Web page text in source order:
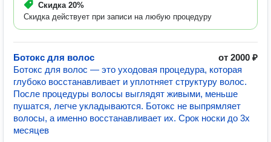
Скидка 20%
Скидка действует при записи на любую процедуру
Ботокс для волос
от 2000 ₽
Ботокс для волос — это уходовая процедура, которая
глубоко восстанавливает и уплотняет структуру волос.
После процедуры волосы выглядят живыми, меньше
пушатся, легче укладываются. Ботокс не выпрямляет
волосы, а именно восстанавливает их. Срок носки до 3х
месяцев